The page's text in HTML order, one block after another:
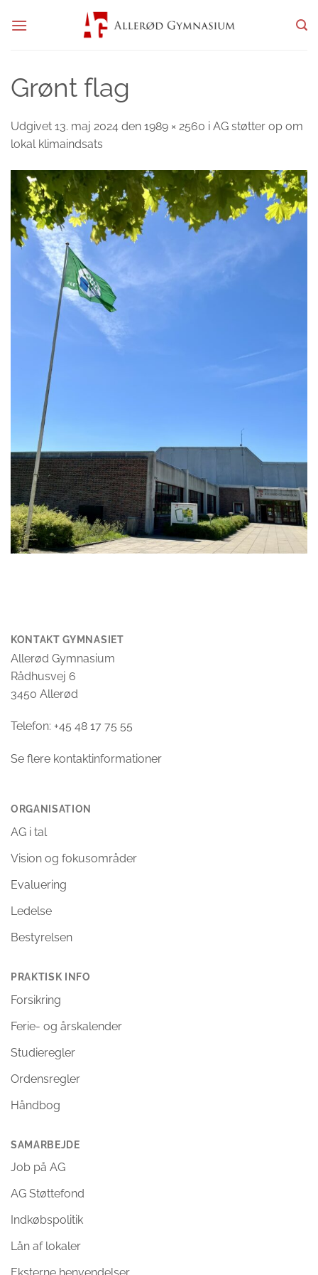
Grønt flag
Udgivet 13. maj 2024 den 1989 × 2560 i AG støtter op om
lokal klimaindsats
KONTAKT GYMNASIET
Allerød Gymnasium
Rådhusvej 6
3450 Allerød
Telefon: +45 48 17 75 55
Se flere kontaktinformationer
ORGANISATION
AG i tal
Vision og fokusområder
Evaluering
Ledelse
Bestyrelsen
PRAKTISK INFO
Forsikring
Ferie- og årskalender
Studieregler
Ordensregler
Håndbog
SAMARBEJDE
Job på AG
AG Støttefond
Indkøbspolitik
Lån af lokaler